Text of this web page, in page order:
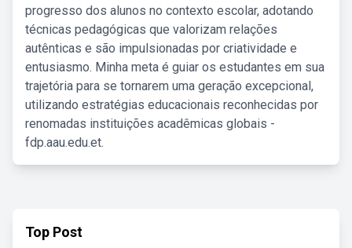
progresso dos alunos no contexto escolar, adotando
técnicas pedagógicas que valorizam relações
autênticas e são impulsionadas por criatividade e
entusiasmo. Minha meta é guiar os estudantes em sua
trajetória para se tornarem uma geração excepcional,
utilizando estratégias educacionais reconhecidas por
renomadas instituições acadêmicas globais -
fdp.aau.edu.et.
Top Post